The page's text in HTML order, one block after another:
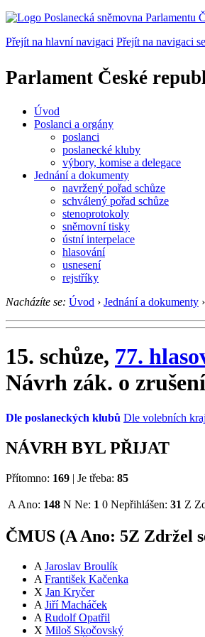
Přejít na hlavní navigaci Přejít na navigaci
Parlament České
Úvod
Poslanci a orgány
poslanci
poslanecké kluby
výbory, komise a delegace
Jednání a dokumenty
navržený pořad schůze
schválený pořad schůze
stenoprotokoly
sněmovní tisky
ústní interpelace
hlasování
usnesení
rejstříky
Nacházíte se: Úvod › Jednání a dokumenty ›
15. schůze, 77.
Návrh zák. o
Dle poslaneckých klubů Dle volebních
NÁVRH BYL PŘIJAT
Přítomno: 169 | Je třeba: 85
A Ano: 148 N Ne: 1 0 Nepřihlášen: 31 Z
ČMUS (AAno: 5Z Zdržel
A Jaroslav Broulík
A František Kačenka
X Jan Kryčer
A Jiří Macháček
A Rudolf Opatřil
X Miloš Skočovský